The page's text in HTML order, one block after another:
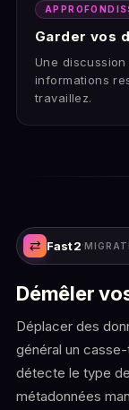
Garder vos
Une
informations
travaillez.
sync_alt Fast2·
Démêler
Déplacer des
général un
détecte le type
métadonnées